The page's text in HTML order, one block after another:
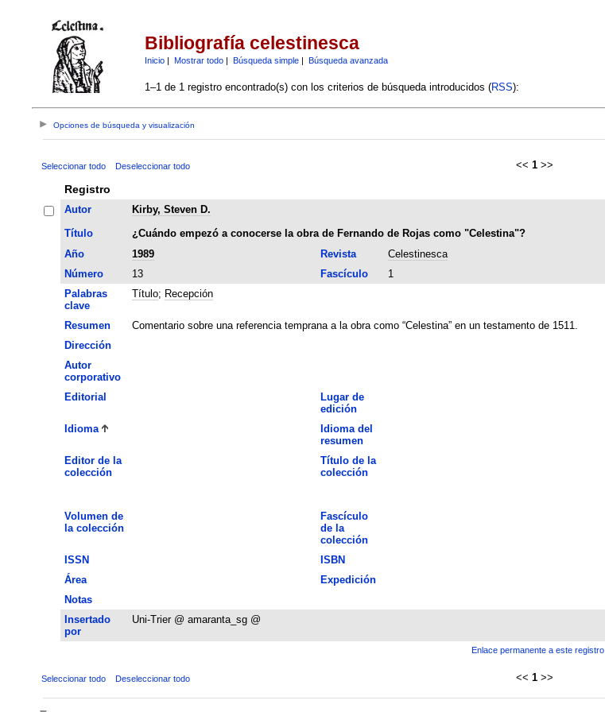
Bibliografía celestinesca
Inicio| Mostrar todo| Búsqueda simple| Búsqueda avanzada
1–1 de 1 registro encontrado(s) con los criterios de búsqueda introducidos (RSS):
Opciones de búsqueda y visualización
Seleccionar todo Deseleccionar todo << 1 >>
Registro
Autor
Kirby, Steven D.
Título
¿Cuándo empezó a conocerse la obra de Fernando de Rojas como "Celestina"?
Año
1989 Revista Celestinesca
Número
13 Fascículo 1
Palabras
clave
Título; Recepción
Resumen
Comentario sobre una referencia temprana a la obra como “Celestina” en un testamento de 1511.
Dirección
Autor
corporativo
Editorial
Lugar de
edición
Idioma
Idioma del
resumen
Editor de la
colección
Título de la
colección
Volumen de
la colección
Fascículo
de la
colección
ISSN ISBN
Área
Expedición
Notas
Insertado
por
Uni-Trier @ amaranta_sg @
Enlace permanente a este registro
Seleccionar todo Deseleccionar todo << 1 >>